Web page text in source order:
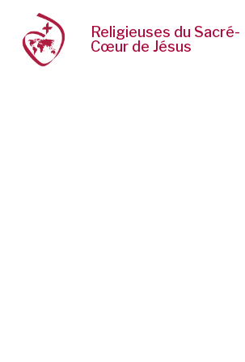
Religieuses du Sacré-
Cœur de Jésus